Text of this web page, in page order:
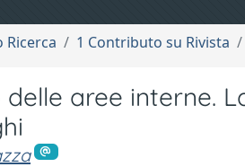
Ricerca 1 Contributo su Rivista
delle aree interne.